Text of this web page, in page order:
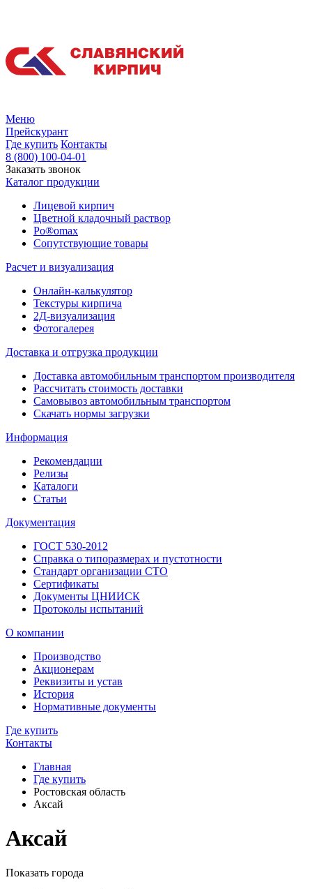
Меню
Прейскурант
Где купить Контакты
8 (800) 100-04-01
Заказать звонок
Каталог продукции
Лицевой кирпич
Цветной кладочный раствор
Po®omax
Сопутствующие товары
Расчет и визуализация
Онлайн-калькулятор
Текстуры кирпича
2Д-визуализация
Фотогалерея
Доставка и отгрузка продукции
Доставка автомобильным транспортом производителя
Рассчитать стоимость доставки
Самовывоз автомобильным транспортом
Скачать нормы загрузки
Информация
Рекомендации
Релизы
Каталоги
Статьи
Документация
ГОСТ 530-2012
Справка о типоразмерах и пустотности
Стандарт организации СТО
Сертификаты
Документы ЦНИИСК
Протоколы испытаний
О компании
Производство
Акционерам
Реквизиты и устав
История
Нормативные документы
Где купить
Контакты
Главная
Где купить
Ростовская область
Аксай
Аксай
Показать города